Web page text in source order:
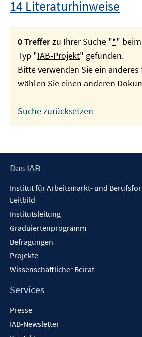
14 Literaturhinweise
0 Trefferzu Ihrer Suche "*"
Typ "IAB-Projekt" gefunden.
Bitte verwenden Sie ein
wählen Sie einen anderen
Suche zurücksetzen
Footer
Das IAB
Institut für Arbeitsmarkt- und
Leitbild
Institutsleitung
Graduiertenprogramm
Befragungen
Projekte
Wissenschaftlicher Beirat
Services
Presse
IAB-Newsletter